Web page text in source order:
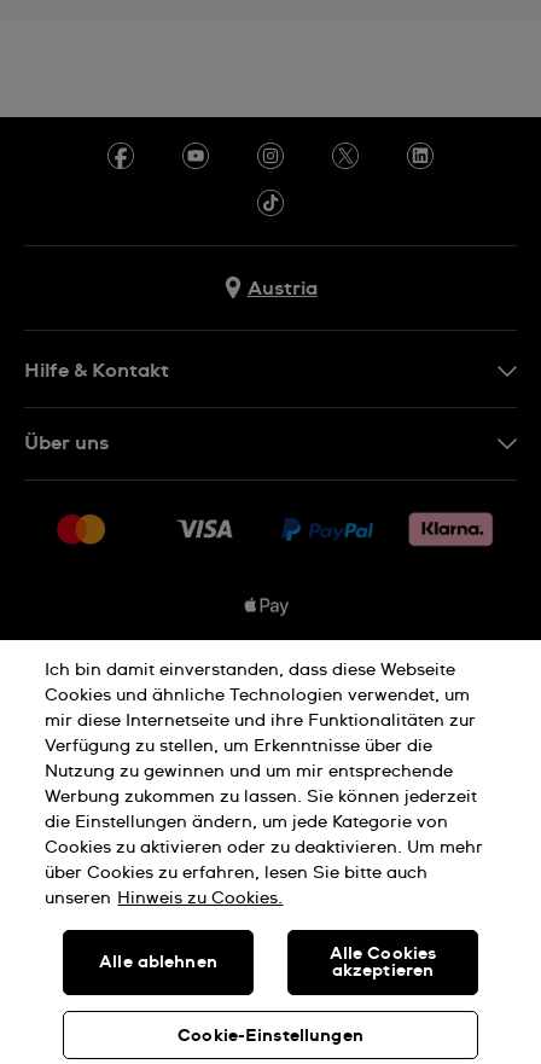
Austria
Hilfe & Kontakt
Rückgaberecht
Über uns
Jobs
Datenschutzbedingungen
Hinweis Zu Cookies
Nutzungsbedingungen Impressum
SWISS MADE
© SWATCH AG 2026, ALLE RECHTE VORBEHALTEN: SWISS
Ich bin damit einverstanden, dass diese Webseite
Cookies und ähnliche Technologien verwendet, um
mir diese Internetseite und ihre Funktionalitäten zur
Verfügung zu stellen, um Erkenntnisse über die
Nutzung zu gewinnen und um mir entsprechende
Werbung zukommen zu lassen. Sie können jederzeit
die Einstellungen ändern, um jede Kategorie von
Cookies zu aktivieren oder zu deaktivieren. Um mehr
über Cookies zu erfahren, lesen Sie bitte auch
unseren Hinweis zu Cookies.
Cookie-Einstellungen
Alle ablehnen
Alle Cookies
akzeptieren